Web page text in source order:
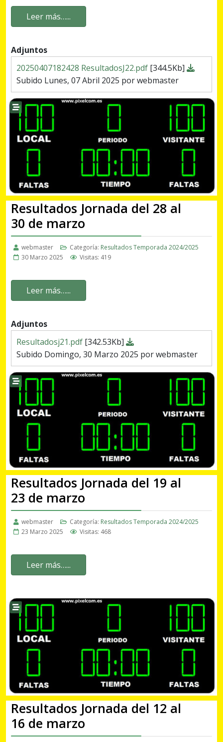
Leer más…...
Adjuntos
20250407182428 ResultadosJ22.pdf [344.5Kb]
Subido Lunes, 07 Abril 2025 por webmaster
Resultados Jornada del 28 al
30 de marzo
webmaster Categoría: Resultados Temporada 2024/2025
30 Marzo 2025
Visitas: 419
Leer más…...
Adjuntos
Resultadosj21.pdf [342.53Kb]
Subido Domingo, 30 Marzo 2025 por webmaster
Resultados Jornada del 19 al
23 de marzo
webmaster Categoría: Resultados Temporada 2024/2025
23 Marzo 2025
Visitas: 468
Leer más…...
Resultados Jornada del 12 al
16 de marzo